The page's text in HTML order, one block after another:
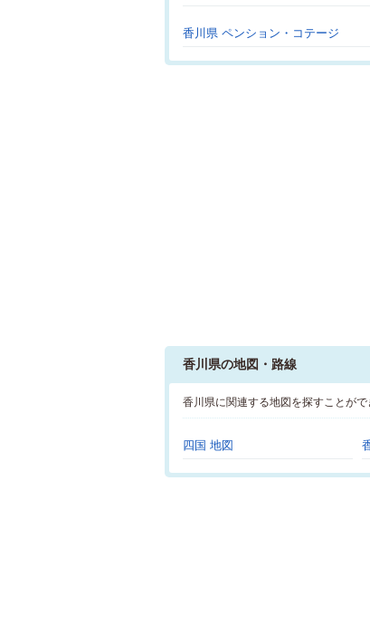
香川県 ペンション・コテージ
香川県の地図・路線
香川県に関連する地図を探すことがで
四国 地図